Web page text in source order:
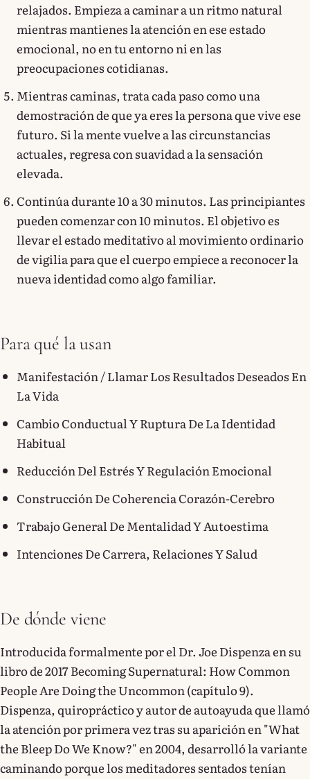
relajados. Empieza a caminar a un ritmo natural
mientras mantienes la atención en ese estado
emocional, no en tu entorno ni en las
preocupaciones cotidianas.
Mientras caminas, trata cada paso como una
demostración de que ya eres la persona que vive ese
futuro. Si la mente vuelve a las circunstancias
actuales, regresa con suavidad a la sensación
elevada.
Continúa durante 10 a 30 minutos. Las principiantes
pueden comenzar con 10 minutos. El objetivo es
llevar el estado meditativo al movimiento ordinario
de vigilia para que el cuerpo empiece a reconocer la
nueva identidad como algo familiar.
Para qué la usan
Manifestación / Llamar Los Resultados Deseados En
La Vida
Cambio Conductual Y Ruptura De La Identidad
Habitual
Reducción Del Estrés Y Regulación Emocional
Construcción De Coherencia Corazón-Cerebro
Trabajo General De Mentalidad Y Autoestima
Intenciones De Carrera, Relaciones Y Salud
De dónde viene
Introducida formalmente por el Dr. Joe Dispenza en su
libro de 2017 Becoming Supernatural: How Common
People Are Doing the Uncommon (capítulo 9).
Dispenza, quiropráctico y autor de autoayuda que llamó
la atención por primera vez tras su aparición en "What
the Bleep Do We Know?" en 2004, desarrolló la variante
caminando porque los meditadores sentados tenían